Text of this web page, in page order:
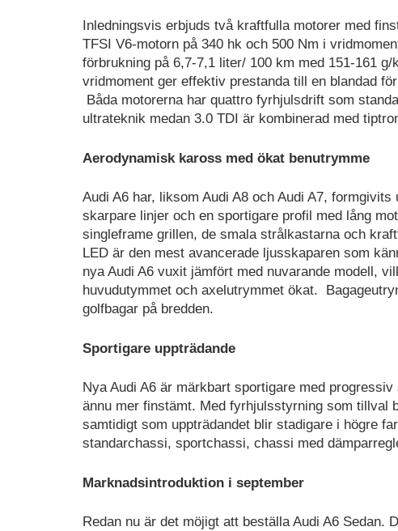
Inledningsvis erbjuds två kraftfulla motorer med
TFSI V6-motorn på 340 hk och 500 Nm i
förbrukning på 6,7-7,1 liter/ 100 km med 151-161 g/
vridmoment ger effektiv prestanda till en blandad
Båda motorerna har quattro fyrhjulsdrift som
ultrateknik medan 3.0 TDI är kombinerad med
Aerodynamisk kaross med ökat benutrymme
Audi A6 har, liksom Audi A8 och Audi A7,
skarpare linjer och en sportigare profil med lång
singleframe grillen, de smala strålkastarna och
LED är den mest avancerade ljusskaparen som
nya Audi A6 vuxit jämfört med nuvarande modell,
huvudutymmet och axelutrymmet ökat.
golfbagar på bredden.
Sportigare uppträdande
Nya Audi A6 är märkbart sportigare med
ännu mer finstämt. Med fyrhjulsstyrning som tillval
samtidigt som uppträdandet blir stadigare i högre
standarchassi, sportchassi, chassi med
Marknadsintroduktion i september
Redan nu är det möjigt att beställa Audi A6 Sedan.